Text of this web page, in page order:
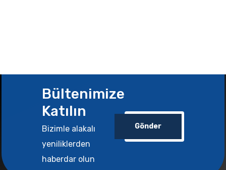
Bültenimize
Katılın
Bizimle alakalı
yeniliklerden
haberdar olun
Gönder